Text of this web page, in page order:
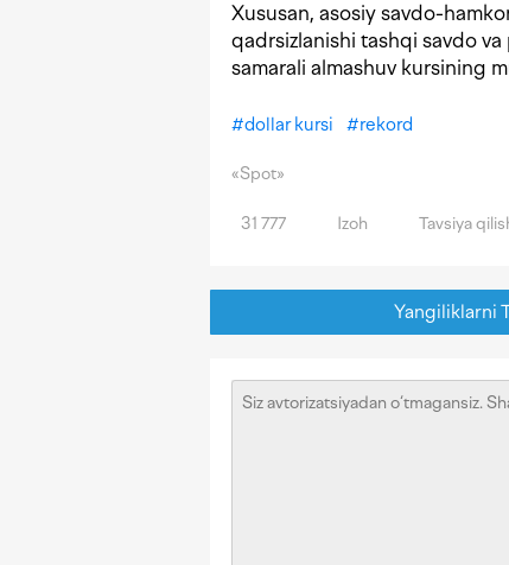
Xususan, asosiy savdo-
qadrsizlanishi tashqi savdo va
samarali almashuv kursining
#dollar kursi #rekord
«Spot»
31 777 Izoh Tavsiya
Yangiliklarni